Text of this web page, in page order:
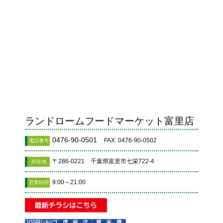
ランドロームフードマーケット富里店
電話番号 0476-90-0501 FAX: 0476-90-0502
所在地 〒286-0221 千葉県富里市七栄722-4
営業時間 9:00～21:00